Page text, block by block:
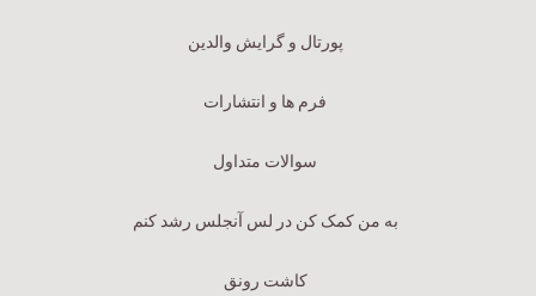
پورتال و گرایش والدین
فرم ها و انتشارات
سوالات متداول
به من کمک کن در لس آنجلس رشد کنم
کاشت رونق